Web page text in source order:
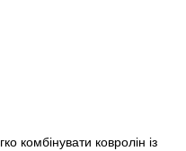
комбінувати ковролін із